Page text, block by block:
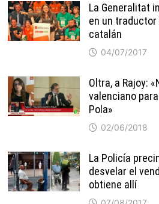
La Generalitat
en un
catalán
04/07/2017
Oltra, a Rajoy:
valenciano
Pola»
02/06/2018
La Policía
desvelar el
obtiene allí